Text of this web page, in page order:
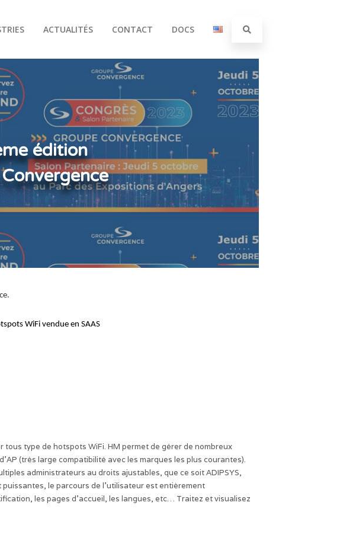
ACTUALITÉS CONTACT DOCS
édition
WiFi vendue en SAAS
tous type de hotspots WiFi. HM permet de gérer de nombreux
(très large compatibilité avec les marques les plus courantes).
administrateurs au droits ajustables, que ce soit ADIPSYS,
le parcours de l’utilisateur est entièrement
les pages d’accueil, les langues, etc… Traitez et visualisez